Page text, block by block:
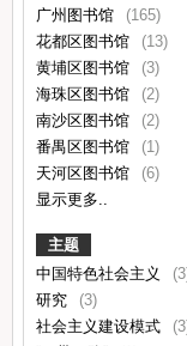
广州图书馆
(165)
花都区图书馆
(13)
黄埔区图书馆
(3)
海珠区图书馆
(2)
南沙区图书馆
(2)
番禺区图书馆
(1)
天河区图书馆
(6)
显示更多..
主题
中国特色社会主义
研究
(3)
社会主义建设模式